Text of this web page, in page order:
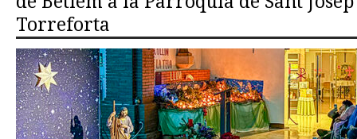
Torreforta